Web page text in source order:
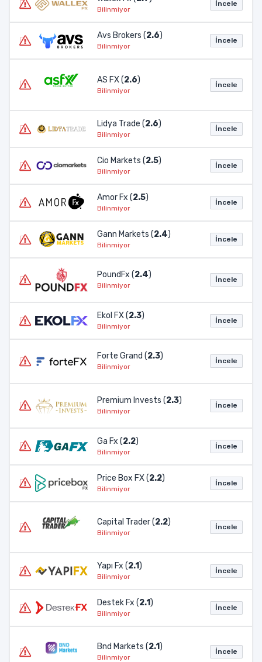
Bilinmiyor
İncele
Avs Brokers (2.6)
Bilinmiyor
İncele
AS FX (2.6)
Bilinmiyor
İncele
Lidya Trade (2.6)
Bilinmiyor
İncele
Cio Markets (2.5)
Bilinmiyor
İncele
Amor Fx (2.5)
Bilinmiyor
İncele
Gann Markets (2.4)
Bilinmiyor
İncele
PoundFx (2.4)
Bilinmiyor
İncele
Ekol FX (2.3)
Bilinmiyor
İncele
Forte Grand (2.3)
Bilinmiyor
İncele
Premium Invests (2.3)
Bilinmiyor
İncele
Ga Fx (2.2)
Bilinmiyor
İncele
Price Box FX (2.2)
Bilinmiyor
İncele
Capital Trader (2.2)
Bilinmiyor
İncele
Yapı Fx (2.1)
Bilinmiyor
İncele
Destek Fx (2.1)
Bilinmiyor
İncele
Bnd Markets (2.1)
Bilinmiyor
İncele